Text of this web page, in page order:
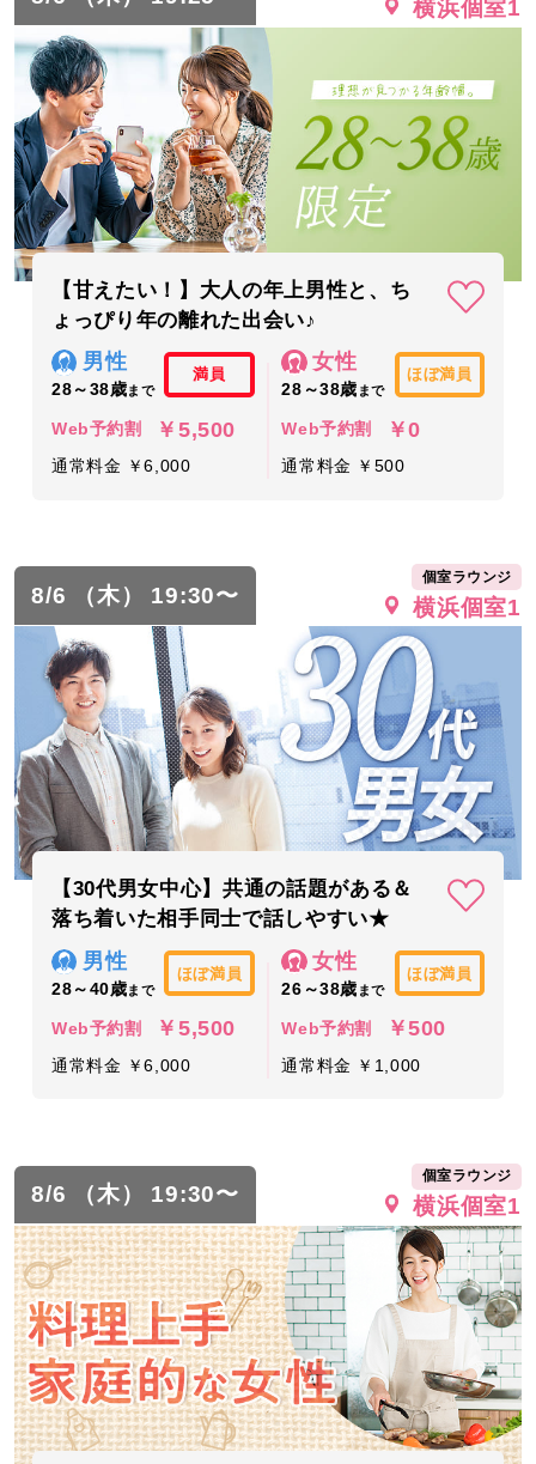
横浜個室1
【甘えたい！】大人の年上男性と、ち
ょっぴり年の離れた出会い♪
男性
28～38歳まで
満員
Web予約割 ￥5,500
通常料金 ￥6,000
女性
28～38歳 まで
ほぼ満員
Web予約割 ￥0
通常料金 ￥500
8/6 （木） 19:30〜
個室ラウンジ
横浜個室1
【30代男女中心】共通の話題がある＆
落ち着いた相手同士で話しやすい★
男性
28～40歳まで
ほぼ満員
Web予約割 ￥5,500
通常料金 ￥6,000
女性
26～38歳 まで
ほぼ満員
Web予約割 ￥500
通常料金 ￥1,000
8/6 （木） 19:30〜
個室ラウンジ
横浜個室1